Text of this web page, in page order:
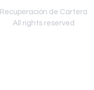
Recuperación de Cartera
All rights reserved